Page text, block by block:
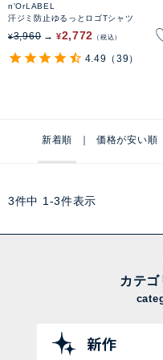
n'OrLABEL
汗ジミ防止ゆるっとロゴTシャツ
¥3,960 ¥2,772 税込
4.49 （39）
新着順 価格が安い順
3件中 1 -3件表示
カテ